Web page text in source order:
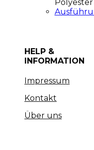
HELP &
INFORMATION
Impressum
Kontakt
Über uns